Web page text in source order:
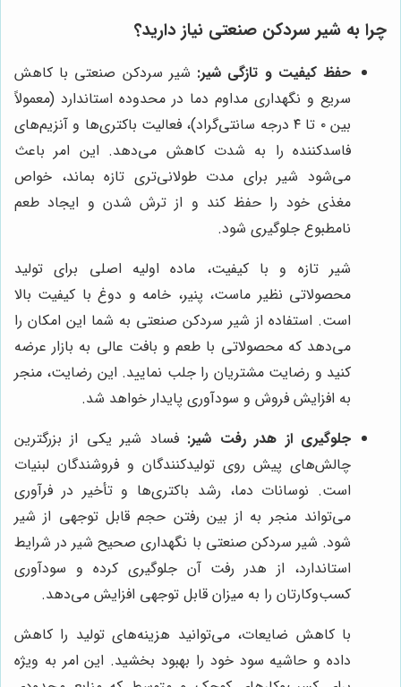
چرا به شیر سردکن صنعتی نیاز دارید؟
حفظ کیفیت و تازگی شیر: شیر سردکن صنعتی با کاهش
سریع و نگهداری مداوم دما در محدوده استاندارد (معمولاً
بین ۰ تا ۴ درجه سانتی‌گراد)، فعالیت باکتری‌ها و آنزیم‌های
فاسدکننده را به شدت کاهش می‌دهد. این امر باعث
می‌شود شیر برای مدت طولانی‌تری تازه بماند، خواص
مغذی خود را حفظ کند و از ترش شدن و ایجاد طعم
نامطبوع جلوگیری شود.
شیر تازه و با کیفیت، ماده اولیه اصلی برای تولید
محصولاتی نظیر ماست، پنیر، خامه و دوغ با کیفیت بالا
است. استفاده از شیر سردکن صنعتی به شما این امکان را
می‌دهد که محصولاتی با طعم و بافت عالی به بازار عرضه
کنید و رضایت مشتریان را جلب نمایید. این رضایت، منجر
به افزایش فروش و سودآوری پایدار خواهد شد.
جلوگیری از هدر رفت شیر: فساد شیر یکی از بزرگترین
چالش‌های پیش روی تولیدکنندگان و فروشندگان لبنیات
است. نوسانات دما، رشد باکتری‌ها و تأخیر در فرآوری
می‌تواند منجر به از بین رفتن حجم قابل توجهی از شیر
شود. شیر سردکن صنعتی با نگهداری صحیح شیر در شرایط
استاندارد، از هدر رفت آن جلوگیری کرده و سودآوری
کسب‌وکارتان را به میزان قابل توجهی افزایش می‌دهد.
با کاهش ضایعات، می‌توانید هزینه‌های تولید را کاهش
داده و حاشیه سود خود را بهبود بخشید. این امر به ویژه